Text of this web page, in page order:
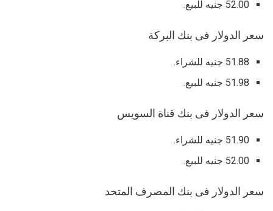
52.00 جنيه للبيع.
سعر الدولار فى بنك البركة
51.88 جنيه للشراء.
51.98 جنيه للبيع.
سعر الدولار فى بنك قناة السويس
51.90 جنيه للشراء.
52.00 جنيه للبيع.
سعر الدولار فى بنك المصرف المتحد